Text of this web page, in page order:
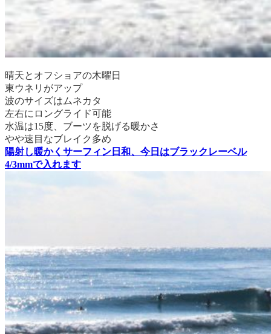
晴天とオフショアの木曜日
東ウネリがアップ
波のサイズはムネカタ
左右にロングライド可能
水温は15度、ブーツを脱げる暖かさ
やや速目なブレイク多め
陽射し暖かくサーフィン日和、今日はブラックレーベル
4/3mmで入れます